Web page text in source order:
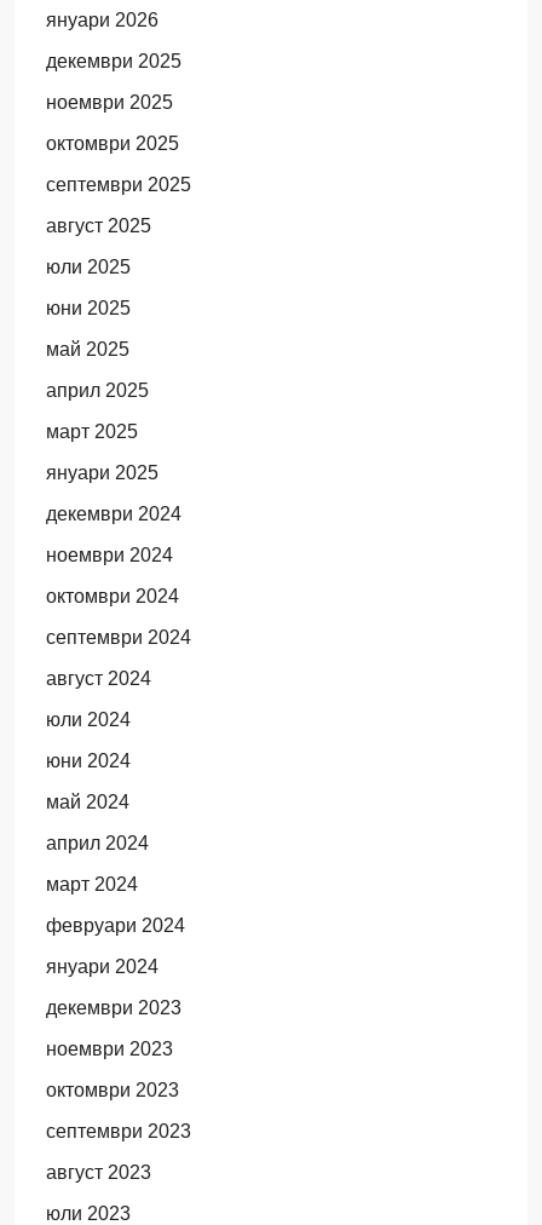
януари 2026
декември 2025
ноември 2025
октомври 2025
септември 2025
август 2025
юли 2025
юни 2025
май 2025
април 2025
март 2025
януари 2025
декември 2024
ноември 2024
октомври 2024
септември 2024
август 2024
юли 2024
юни 2024
май 2024
април 2024
март 2024
февруари 2024
януари 2024
декември 2023
ноември 2023
октомври 2023
септември 2023
август 2023
юли 2023